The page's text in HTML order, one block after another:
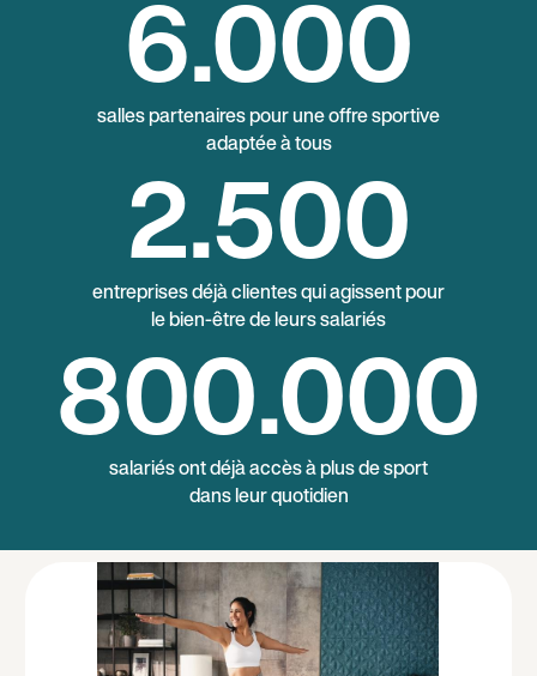
6.000
salles partenaires pour une offre sportive
adaptée à tous
2.500
entreprises déjà clientes qui agissent pour
le bien-être de leurs salariés
800.000
salariés ont déjà accès à plus de sport
dans leur quotidien